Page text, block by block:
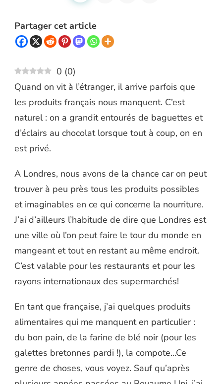
Partager cet article
0 (0)
Quand on vit à l’étranger, il arrive parfois que
les produits français nous manquent. C’est
naturel : on a grandit entourés de baguettes et
d’éclairs au chocolat lorsque tout à coup, on en
est privé.
A Londres, nous avons de la chance car on peut
trouver à peu près tous les produits possibles
et imaginables en ce qui concerne la nourriture.
J’ai d’ailleurs l’habitude de dire que Londres est
une ville où l’on peut faire le tour du monde en
mangeant et tout en restant au même endroit.
C’est valable pour les restaurants et pour les
rayons internationaux des supermarchés!
En tant que française, j’ai quelques produits
alimentaires qui me manquent en particulier :
du bon pain, de la farine de blé noir (pour les
galettes bretonnes pardi !), la compote…Ce
genre de choses, vous voyez. Sauf qu’après